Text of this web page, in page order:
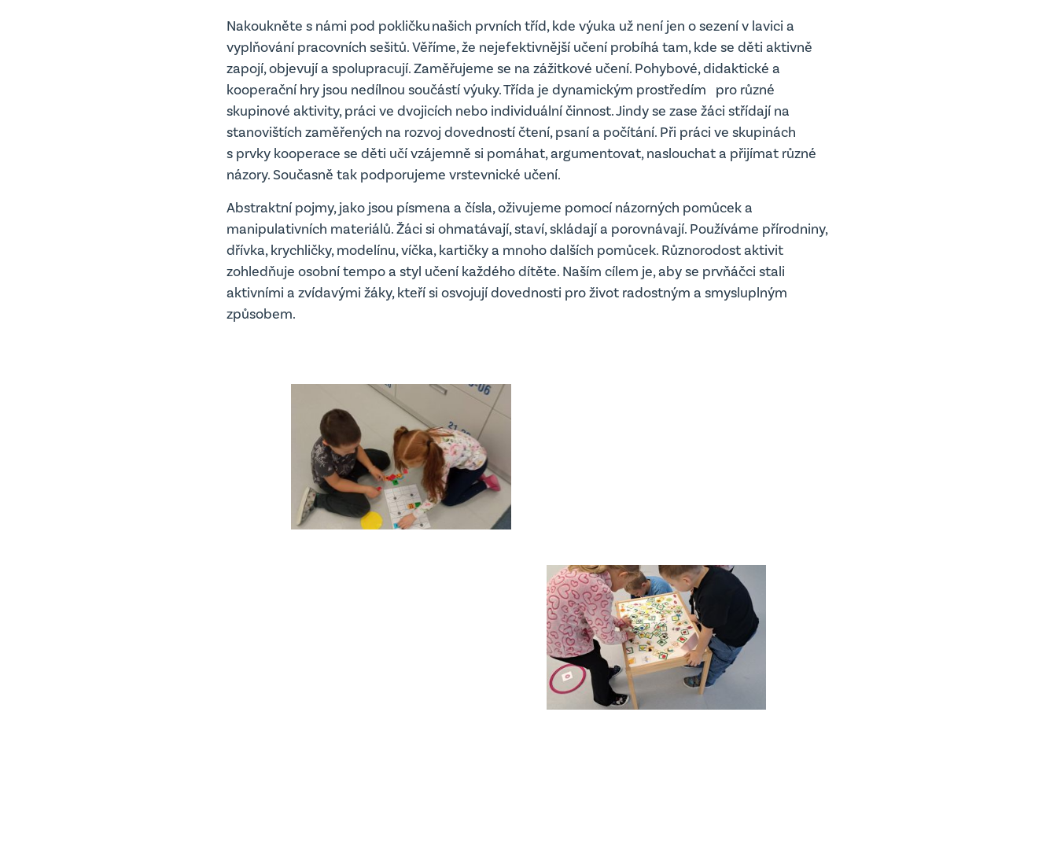
Nakoukněte s námi pod pokličku našich prvních tříd, kde výuka už není jen o sezení v lavici a
vyplňování pracovních sešitů. Věříme, že nejefektivnější učení probíhá tam, kde se děti aktivně
zapojí, objevují a spolupracují. Zaměřujeme se na zážitkové učení. Pohybové, didaktické a
kooperační hry jsou nedílnou součástí výuky. Třída je dynamickým prostředím pro různé
skupinové aktivity, práci ve dvojicích nebo individuální činnost. Jindy se zase žáci střídají na
stanovištích zaměřených na rozvoj dovedností čtení, psaní a počítání. Při práci ve skupinách
s prvky kooperace se děti učí vzájemně si pomáhat, argumentovat, naslouchat a přijímat různé
názory. Současně tak podporujeme vrstevnické učení.
Abstraktní pojmy, jako jsou písmena a čísla, oživujeme pomocí názorných pomůcek a
manipulativních materiálů. Žáci si ohmatávají, staví, skládají a porovnávají. Používáme přírodniny,
dřívka, krychličky, modelínu, víčka, kartičky a mnoho dalších pomůcek. Různorodost aktivit
zohledňuje osobní tempo a styl učení každého dítěte. Naším cílem je, aby se prvňáčci stali
aktivními a zvídavými žáky, kteří si osvojují dovednosti pro život radostným a smysluplným
způsobem.